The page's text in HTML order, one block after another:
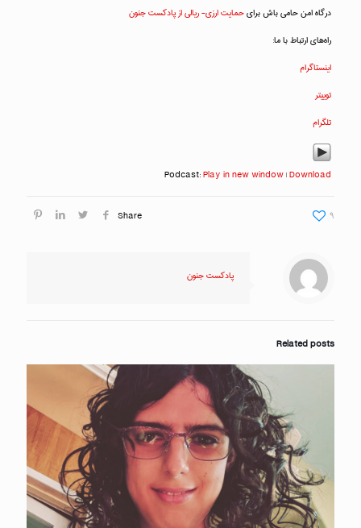
درگاه امن حامی باش برایحمایت ارزی- ریالی از پادکست جنون
راه‌های ارتباط با ما:
اینستاگرام
توییتر
تلگرام
Podcast:Play in new window|Download
Share ۹
پادکست جنون
Related posts